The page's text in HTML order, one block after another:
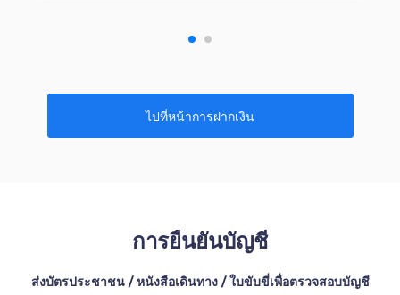
ไปที่หน้าการฝากเงิน
การยืนยันบัญชี
ส่งบัตรประชาชน / หนังสือเดินทาง / ใบขับขี่เพื่อตรวจสอบบัญชี